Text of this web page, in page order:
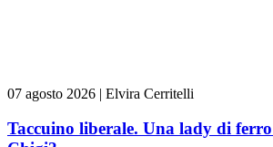
07 agosto 2026 | Elvira Cerritelli
Taccuino liberale. Una lady di